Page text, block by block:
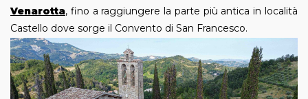
Venarotta, fino a raggiungere la parte più antica in località
Castello dove sorge il Convento di San Francesco.